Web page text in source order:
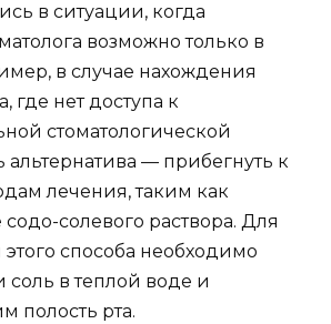
в ситуации, когда
возможно только в
в случае нахождения
где нет доступа к
стоматологической
альтернатива — прибегнуть к
лечения, таким как
солевого раствора. Для
способа необходимо
соль в теплой воде и
полость рта.